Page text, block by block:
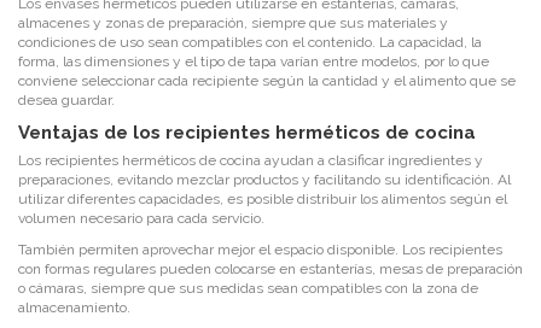
Los envases herméticos pueden utilizarse en estanterías, cámaras,
almacenes y zonas de preparación, siempre que sus materiales y
condiciones de uso sean compatibles con el contenido. La capacidad, la
forma, las dimensiones y el tipo de tapa varían entre modelos, por lo que
conviene seleccionar cada recipiente según la cantidad y el alimento que se
desea guardar.
Ventajas de los recipientes herméticos de cocina
Los recipientes herméticos de cocina ayudan a clasificar ingredientes y
preparaciones, evitando mezclar productos y facilitando su identificación. Al
utilizar diferentes capacidades, es posible distribuir los alimentos según el
volumen necesario para cada servicio.
También permiten aprovechar mejor el espacio disponible. Los recipientes
con formas regulares pueden colocarse en estanterías, mesas de preparación
o cámaras, siempre que sus medidas sean compatibles con la zona de
almacenamiento.